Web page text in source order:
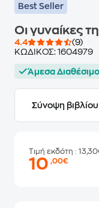
Best Seller
Οι γυναίκες
4.4
(9)
ΚΩΔΙΚΟΣ: 1604979
Άμεσα Διαθέσιμο
Σύνοψη βιβλίου
Τιμή εκδότη :
10,00€